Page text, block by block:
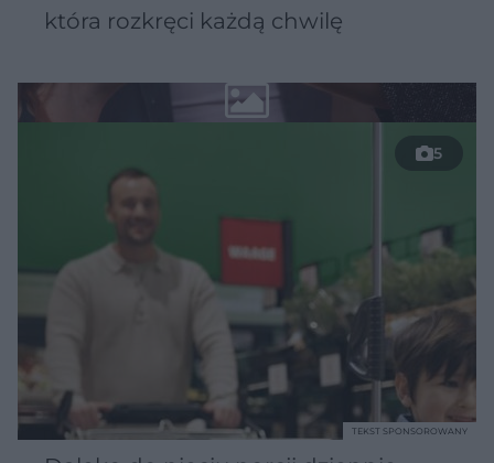
która rozkręci każdą chwilę
5
TEKST SPONSOROWANY